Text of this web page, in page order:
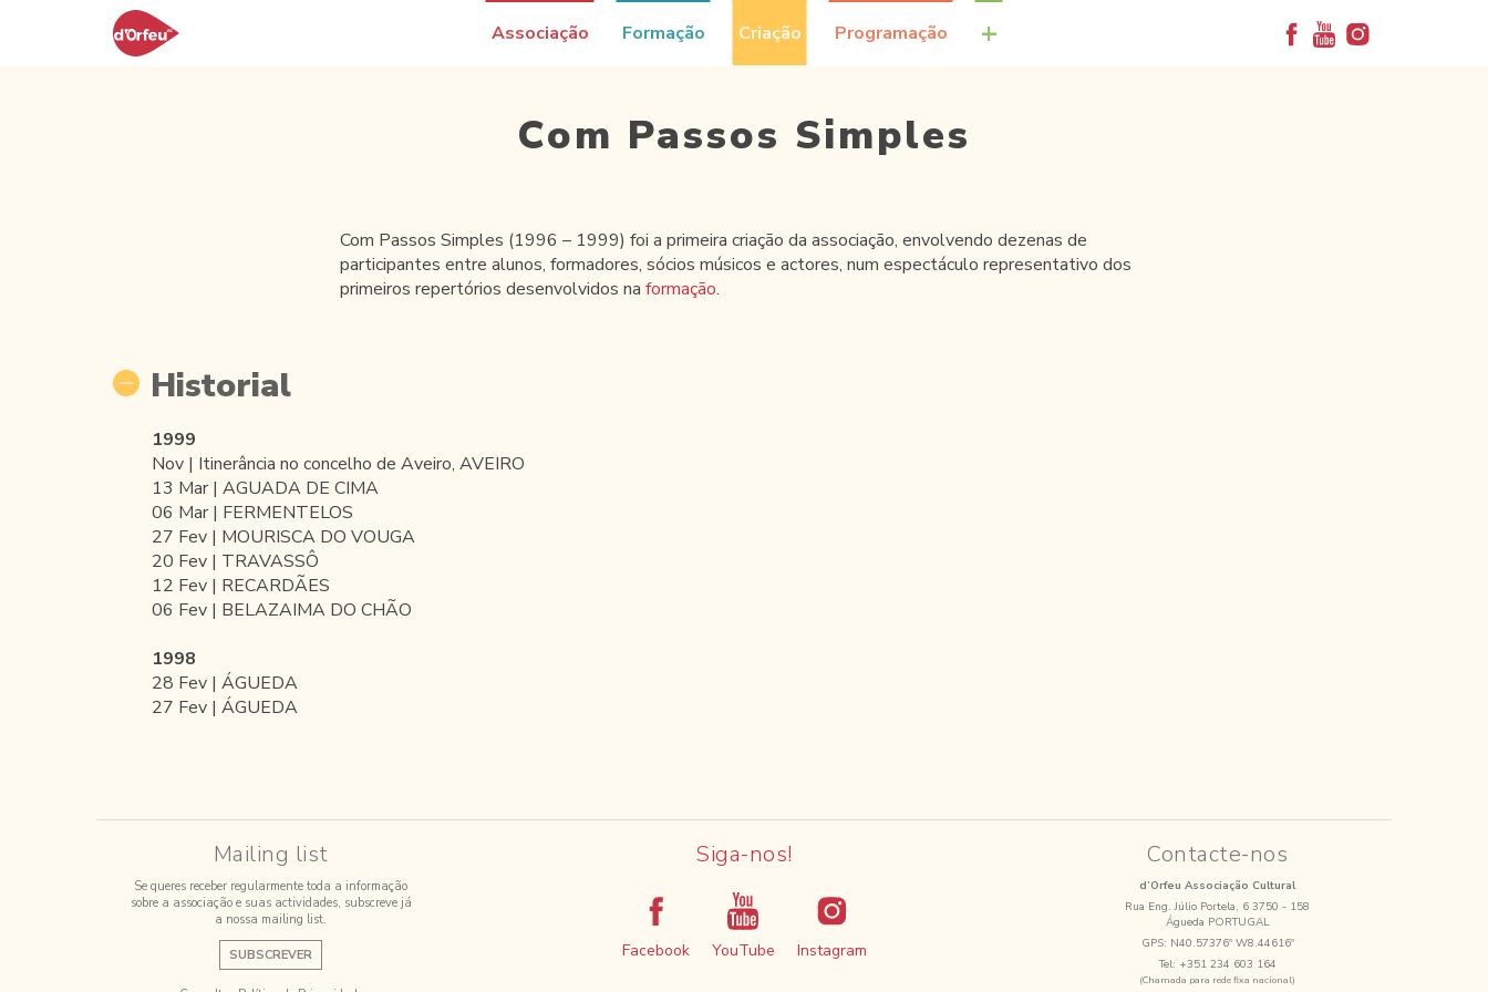
Associação Formação Criação Programação +
Com Passos Simples
Com Passos Simples (1996 – 1999) foi a primeira criação da associação, envolvendo dezenas de
participantes entre alunos, formadores, sócios músicos e actores, num espectáculo representativo dos
primeiros repertórios desenvolvidos na formação.
Historial
1999
Nov | Itinerância no concelho de Aveiro, AVEIRO
13 Mar | AGUADA DE CIMA
06 Mar | FERMENTELOS
27 Fev | MOURISCA DO VOUGA
20 Fev | TRAVASSÔ
12 Fev | RECARDÃES
06 Fev | BELAZAIMA DO CHÃO
1998
28 Fev | ÁGUEDA
27 Fev | ÁGUEDA
Mailing list
Se queres receber regularmente toda a informação
sobre a associação e suas actividades, subscreve já
a nossa mailing list.
SUBSCREVER
Siga-nos!
Facebook YouTube Instagram
Contacte-nos
d’Orfeu Associação Cultural
Rua Eng. Júlio Portela, 6 3750 - 158
Águeda PORTUGAL
GPS: N40.57376º W8.44616º
Tel: +351 234 603 164
(Chamada para rede fixa nacional)